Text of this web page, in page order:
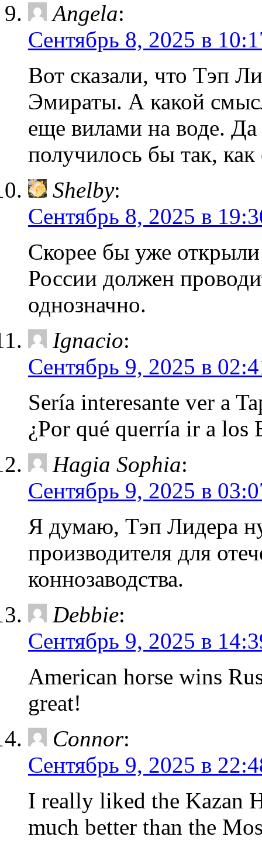
Angela:
Сентябрь 8, 2025 в
Вот сказали, что Тэп
Эмираты. А какой
еще вилами на воде.
получилось бы так,
Shelby:
Сентябрь 8, 2025 в
Скорее бы уже
России должен
однозначно.
Ignacio:
Сентябрь 9, 2025 в
Sería interesante ver a
¿Por qué querría ir a los
Hagia Sophia:
Сентябрь 9, 2025 в
Я думаю, Тэп Лидера
производителя для
коннозаводства.
Debbie:
Сентябрь 9, 2025 в
American horse wins
great!
Connor:
Сентябрь 9, 2025 в
I really liked the Kazan
much better than the